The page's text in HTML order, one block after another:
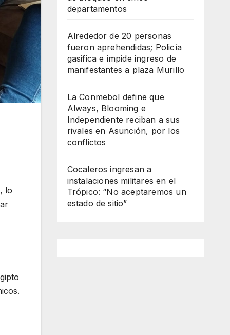
lo
departamentos
Alrededor de 20 personas
fueron aprehendidas; Policía
gasifica e impide ingreso de
manifestantes a plaza Murillo
La Conmebol define que
Always, Blooming e
Independiente reciban a sus
rivales en Asunción, por los
conflictos
Cocaleros ingresan a
instalaciones militares en el
Trópico: “No aceptaremos un
estado de sitio”